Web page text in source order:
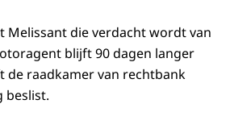
Melissant die verdacht wordt van
blijft 90 dagen langer
de raadkamer van rechtbank
beslist.